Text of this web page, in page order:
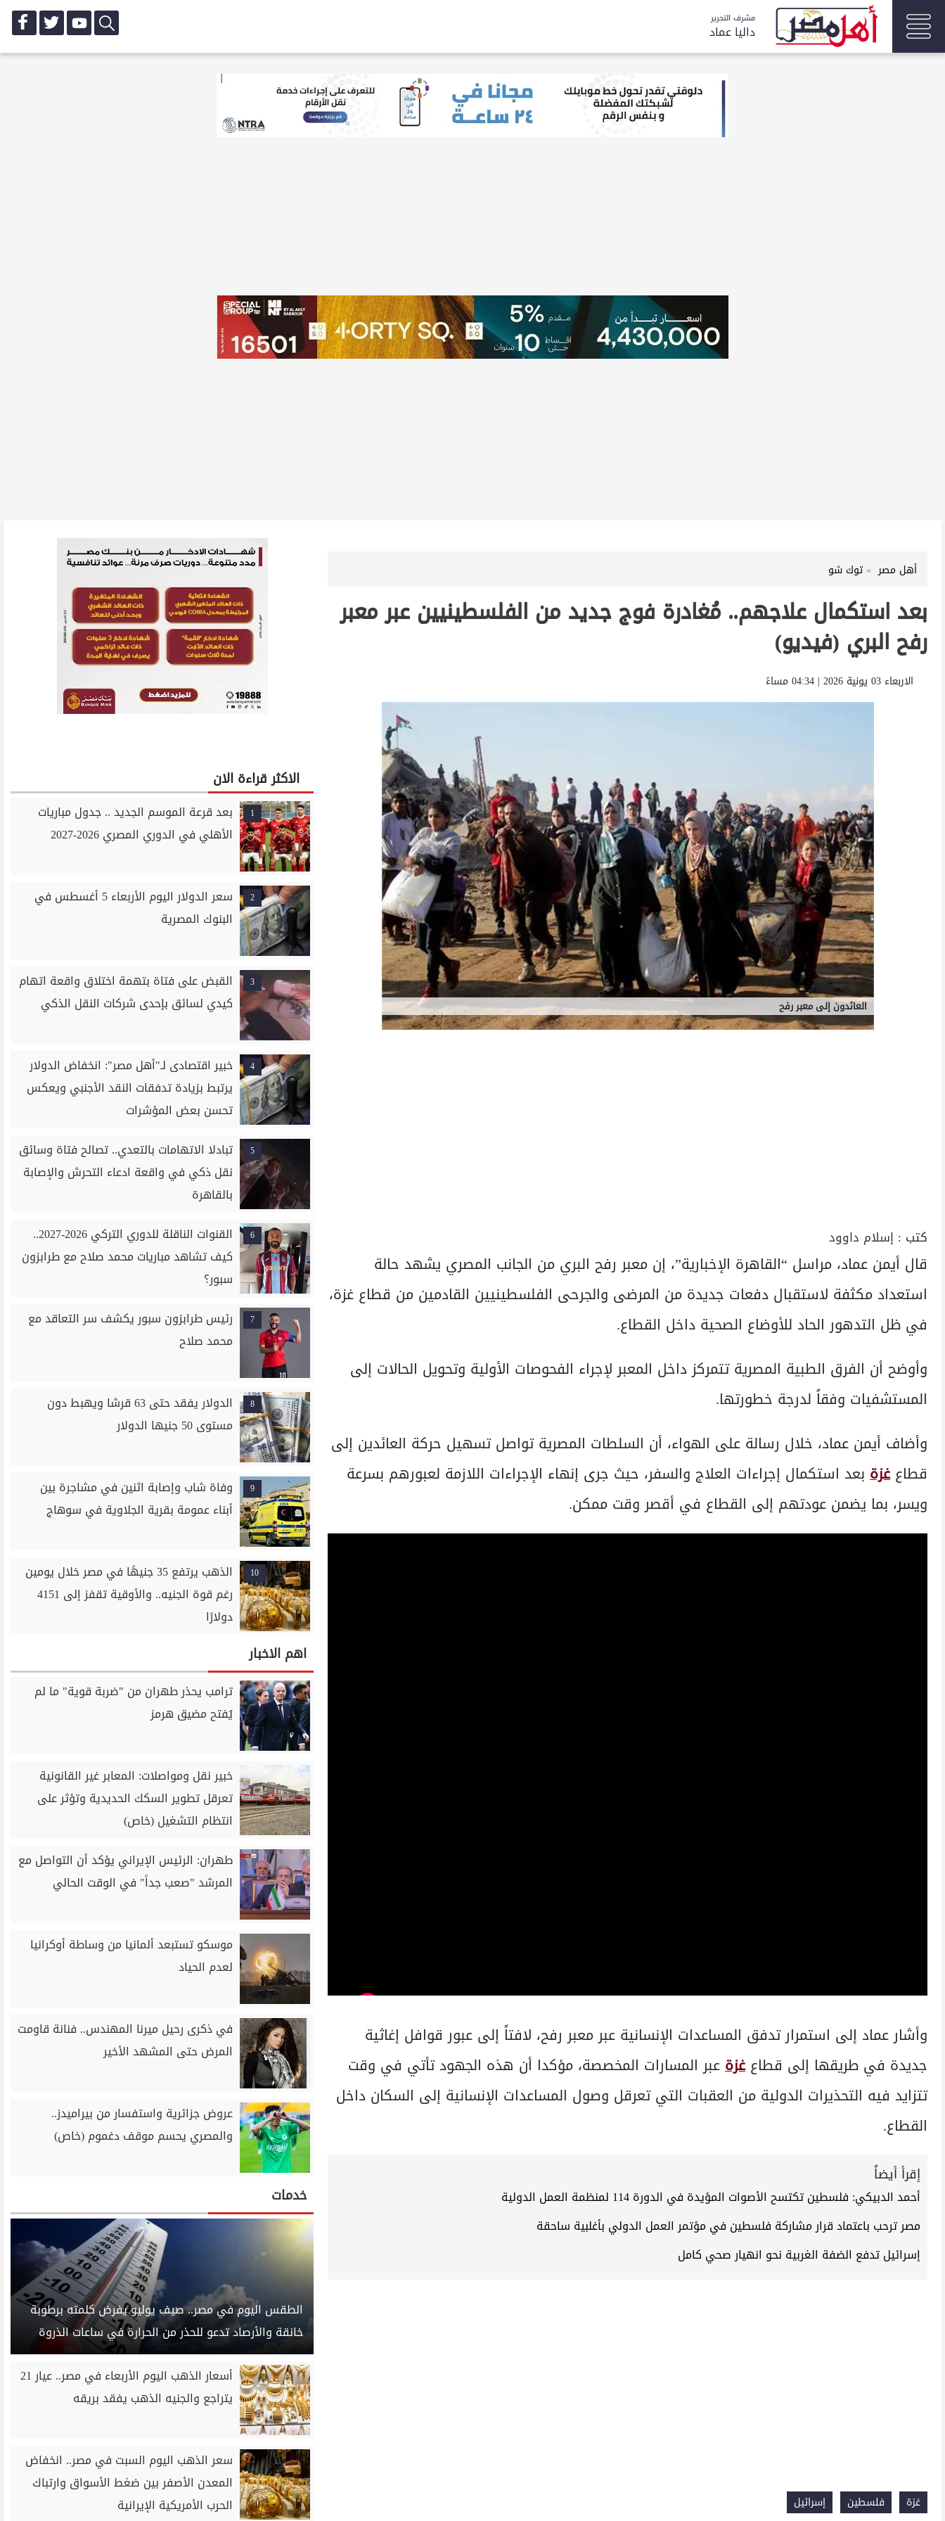
مشرف التحرير
داليا عماد
أهل مصر توك شو
بعد استكمال علاجهم.. مُغادرة فوج جديد من الفلسطينيين عبر معبر
رفح البري (فيديو)
الاربعاء 03 يونية 2026 | 04:34 مساءً
العائدون إلى معبر رفح
كتب : إسلام داوود
قال أيمن عماد، مراسل “القاهرة الإخبارية”، إن معبر رفح البري من الجانب المصري يشهد حالة
استعداد مكثفة لاستقبال دفعات جديدة من المرضى والجرحى الفلسطينيين القادمين من قطاع غزة،
في ظل التدهور الحاد للأوضاع الصحية داخل القطاع.
وأوضح أن الفرق الطبية المصرية تتمركز داخل المعبر لإجراء الفحوصات الأولية وتحويل الحالات إلى
المستشفيات وفقاً لدرجة خطورتها.
وأضاف أيمن عماد، خلال رسالة على الهواء، أن السلطات المصرية تواصل تسهيل حركة العائدين إلى
قطاعغزة بعد استكمال إجراءات العلاج والسفر، حيث جرى إنهاء الإجراءات اللازمة لعبورهم بسرعة
ويسر، بما يضمن عودتهم إلى القطاع في أقصر وقت ممكن.
وأشار عماد إلى استمرار تدفق المساعدات الإنسانية عبر معبر رفح، لافتاً إلى عبور قوافل إغاثية
جديدة في طريقها إلى قطاعغزةعبر المسارات المخصصة، مؤكدا أن هذه الجهود تأتي في وقت
تتزايد فيه التحذيرات الدولية من العقبات التي تعرقل وصول المساعدات الإنسانية إلى السكان داخل
القطاع.
إقرأ أيضاً
أحمد الدبيكي: فلسطين تكتسح الأصوات المؤيدة في الدورة 114 لمنظمة العمل الدولية
مصر ترحب باعتماد قرار مشاركة فلسطين في مؤتمر العمل الدولي بأغلبية ساحقة
إسرائيل تدفع الضفة الغربية نحو انهيار صحي كامل
غزة فلسطين إسرائيل
الاكثر قراءة الان
1
بعد قرعة الموسم الجديد .. جدول مباريات
الأهلي في الدوري المصري 2026-2027
2
سعر الدولار اليوم الأربعاء 5 أغسطس في
البنوك المصرية
3
القبض على فتاة بتهمة اختلاق واقعة اتهام
كيدي لسائق بإحدى شركات النقل الذكي
4
خبير اقتصادى لـ"أهل مصر": انخفاض الدولار
يرتبط بزيادة تدفقات النقد الأجنبي ويعكس
تحسن بعض المؤشرات
5
تبادلا الاتهامات بالتعدي.. تصالح فتاة وسائق
نقل ذكي في واقعة ادعاء التحرش والإصابة
بالقاهرة
6
القنوات الناقلة للدوري التركي 2026-2027..
كيف تشاهد مباريات محمد صلاح مع طرابزون
سبور؟
7
رئيس طرابزون سبور يكشف سر التعاقد مع
محمد صلاح
8
الدولار يفقد حتى 63 قرشا ويهبط دون
مستوى 50 جنيها الدولار
9
وفاة شاب وإصابة اثنين في مشاجرة بين
أبناء عمومة بقرية الجلاوية في سوهاج
10
الذهب يرتفع 35 جنيهًا في مصر خلال يومين
رغم قوة الجنيه.. والأوقية تقفز إلى 4151
دولارًا
اهم الاخبار
ترامب يحذر طهران من "ضربة قوية" ما لم
يُفتح مضيق هرمز
خبير نقل ومواصلات: المعابر غير القانونية
تعرقل تطوير السكك الحديدية وتؤثر على
انتظام التشغيل (خاص)
طهران: الرئيس الإيراني يؤكد أن التواصل مع
المرشد "صعب جداً" في الوقت الحالي
موسكو تستبعد ألمانيا من وساطة أوكرانيا
لعدم الحياد
في ذكرى رحيل ميرنا المهندس.. فنانة قاومت
المرض حتى المشهد الأخير
عروض جزائرية واستفسار من بيراميدز..
والمصري يحسم موقف دغموم (خاص)
خدمات
الطقس اليوم في مصر.. صيف يوليو يفرض كلمته برطوبة
خانقة والأرصاد تدعو للحذر من الحرارة في ساعات الذروة
أسعار الذهب اليوم الأربعاء في مصر.. عيار 21
يتراجع والجنيه الذهب يفقد بريقه
سعر الذهب اليوم السبت في مصر.. انخفاض
المعدن الأصفر بين ضغط الأسواق وارتباك
الحرب الأمريكية الإيرانية